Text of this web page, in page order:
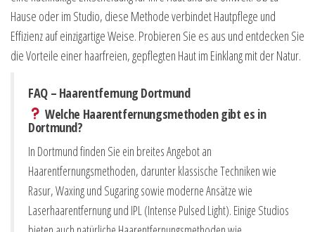
Hause oder im Studio, diese Methode verbindet Hautpflege und
Effizienz auf einzigartige Weise. Probieren Sie es aus und entdecken Sie
die Vorteile einer haarfreien, gepflegten Haut im Einklang mit der Natur.
FAQ – Haarentfernung Dortmund
Welche Haarentfernungsmethoden gibt es in
Dortmund?
In Dortmund finden Sie ein breites Angebot an
Haarentfernungsmethoden, darunter klassische Techniken wie
Rasur, Waxing und Sugaring sowie moderne Ansätze wie
Laserhaarentfernung und IPL (Intense Pulsed Light). Einige Studios